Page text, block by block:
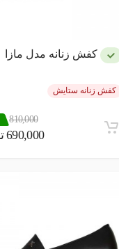
کفش زنانه مدل مازا
کفش زنانه ستایش
810,000
690,000 تومان